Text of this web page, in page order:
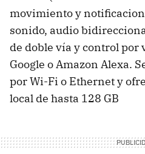
movimiento y
sonido, audio
de doble vía y control por
Google o Amazon Alexa.
por Wi-Fi o Ethernet y
local de hasta 128 GB